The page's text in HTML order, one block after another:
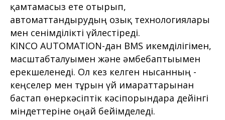
қамтамасыз ете отырып,
автоматтандырудың озық технологиялары
мен сенімділікті үйлестіреді.
KINCO AUTOMATION-дан BMS икемділігімен,
масштабталуымен және әмбебаптығымен
ерекшеленеді. Ол кез келген нысанның -
кеңселер мен тұрғын үй ғимараттарынан
бастап өнеркәсіптік кәсіпорындарға дейінгі
міндеттеріне оңай бейімделеді.